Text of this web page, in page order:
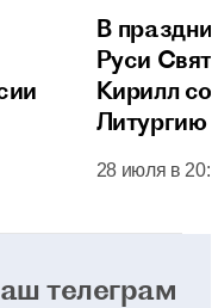
В
Руси
Кирилл
Кремля
28 июля в
телеграм